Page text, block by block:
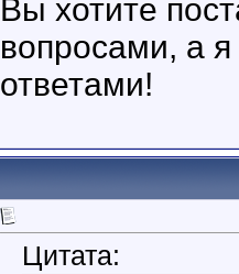
Вы хотите
вопросами, а
ответами!
Цитата: